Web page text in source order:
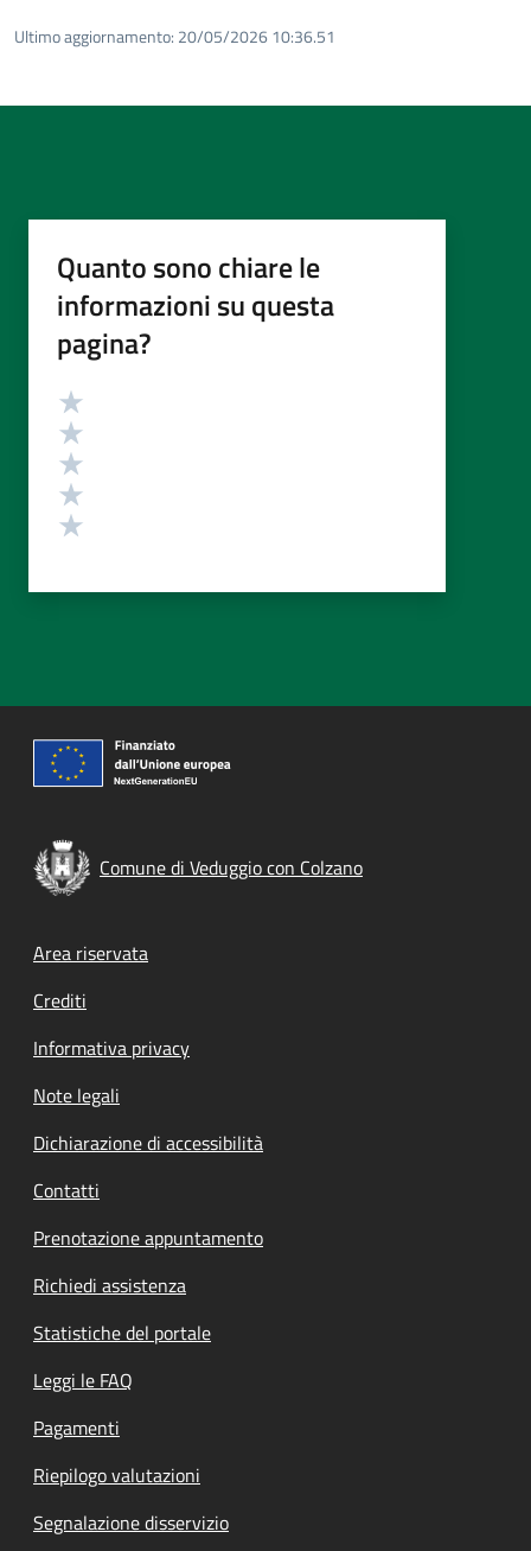
Ultimo aggiornamento: 20/05/2026 10:36.51
Quanto sono chiare le
informazioni su questa
pagina?
Valutazione
Comune di Veduggio con Colzano
Footer menu
Area riservata
Crediti
Informativa privacy
Note legali
Dichiarazione di accessibilità
Contatti
Prenotazione appuntamento
Richiedi assistenza
Statistiche del portale
Leggi le FAQ
Pagamenti
Riepilogo valutazioni
Segnalazione disservizio